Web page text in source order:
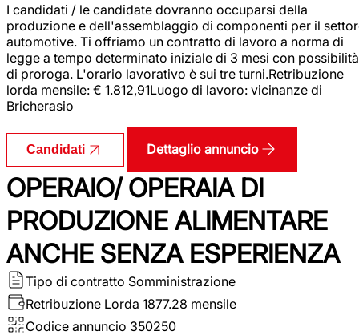
I candidati / le candidate dovranno occuparsi della
produzione e dell'assemblaggio di componenti per il
automotive. Ti offriamo un contratto di lavoro a norma di
legge a tempo determinato iniziale di 3 mesi con possibilità
di proroga. L'orario lavorativo è sui tre turni.Retribuzione
lorda mensile: € 1.812,91Luogo di lavoro: vicinanze di
Bricherasio
Candidati Dettaglio annuncio
OPERAIO/ OPERAIA DI
PRODUZIONE ALIMENTARE
ANCHE SENZA ESPERIENZA
Tipo di contratto Somministrazione
Retribuzione Lorda 1877.28 mensile
Codice annuncio 350250